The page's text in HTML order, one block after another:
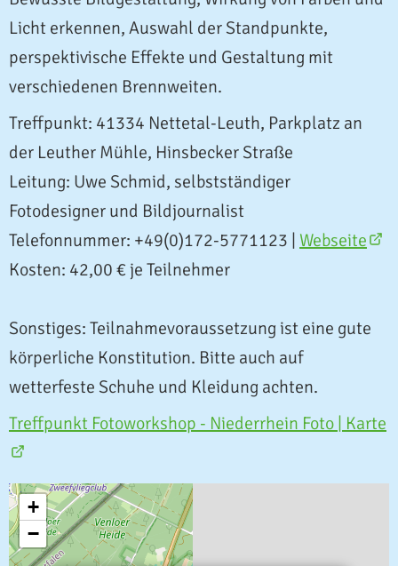
Licht erkennen, Auswahl der Standpunkte,
perspektivische Effekte und Gestaltung mit
verschiedenen Brennweiten.
Treffpunkt: 41334 Nettetal-Leuth, Parkplatz an
der Leuther Mühle, Hinsbecker Straße
Leitung: Uwe Schmid, selbstständiger
Fotodesigner und Bildjournalist
Telefonnummer: +49(0)172-5771123 | Webseite
Kosten: 42,00 € je Teilnehmer
Sonstiges: Teilnahmevoraussetzung ist eine gute
körperliche Konstitution. Bitte auch auf
wetterfeste Schuhe und Kleidung achten.
Treffpunkt Fotoworkshop - Niederrhein Foto | Karte
+
−